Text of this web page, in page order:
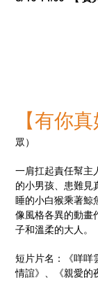
【有你
眾）
一肩扛起責任幫主
的小男孩、患難見
睡的小白猴乘著
像風格各異的動畫
子和溫柔的大人。
短片片名：《咩咩
情誼》、《親愛的